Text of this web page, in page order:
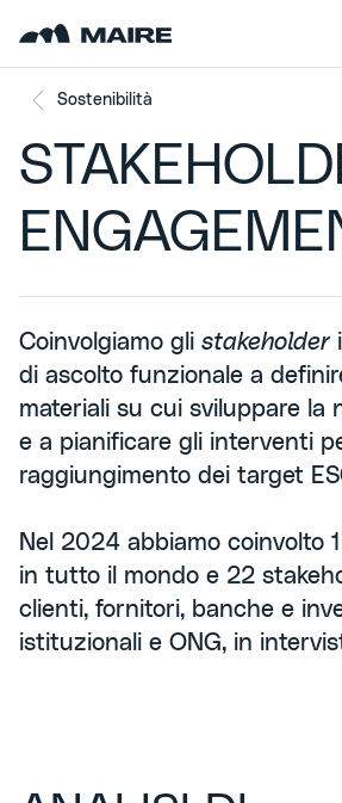
Sostenibilità
Coinvolgiamo gli stakeholder
di ascolto funzionale a
materiali su cui sviluppare la
e a pianificare gli interventi
raggiungimento dei target
Nel 2024 abbiamo coinvolto
in tutto il mondo e 22
clienti, fornitori, banche e
istituzionali e ONG, in